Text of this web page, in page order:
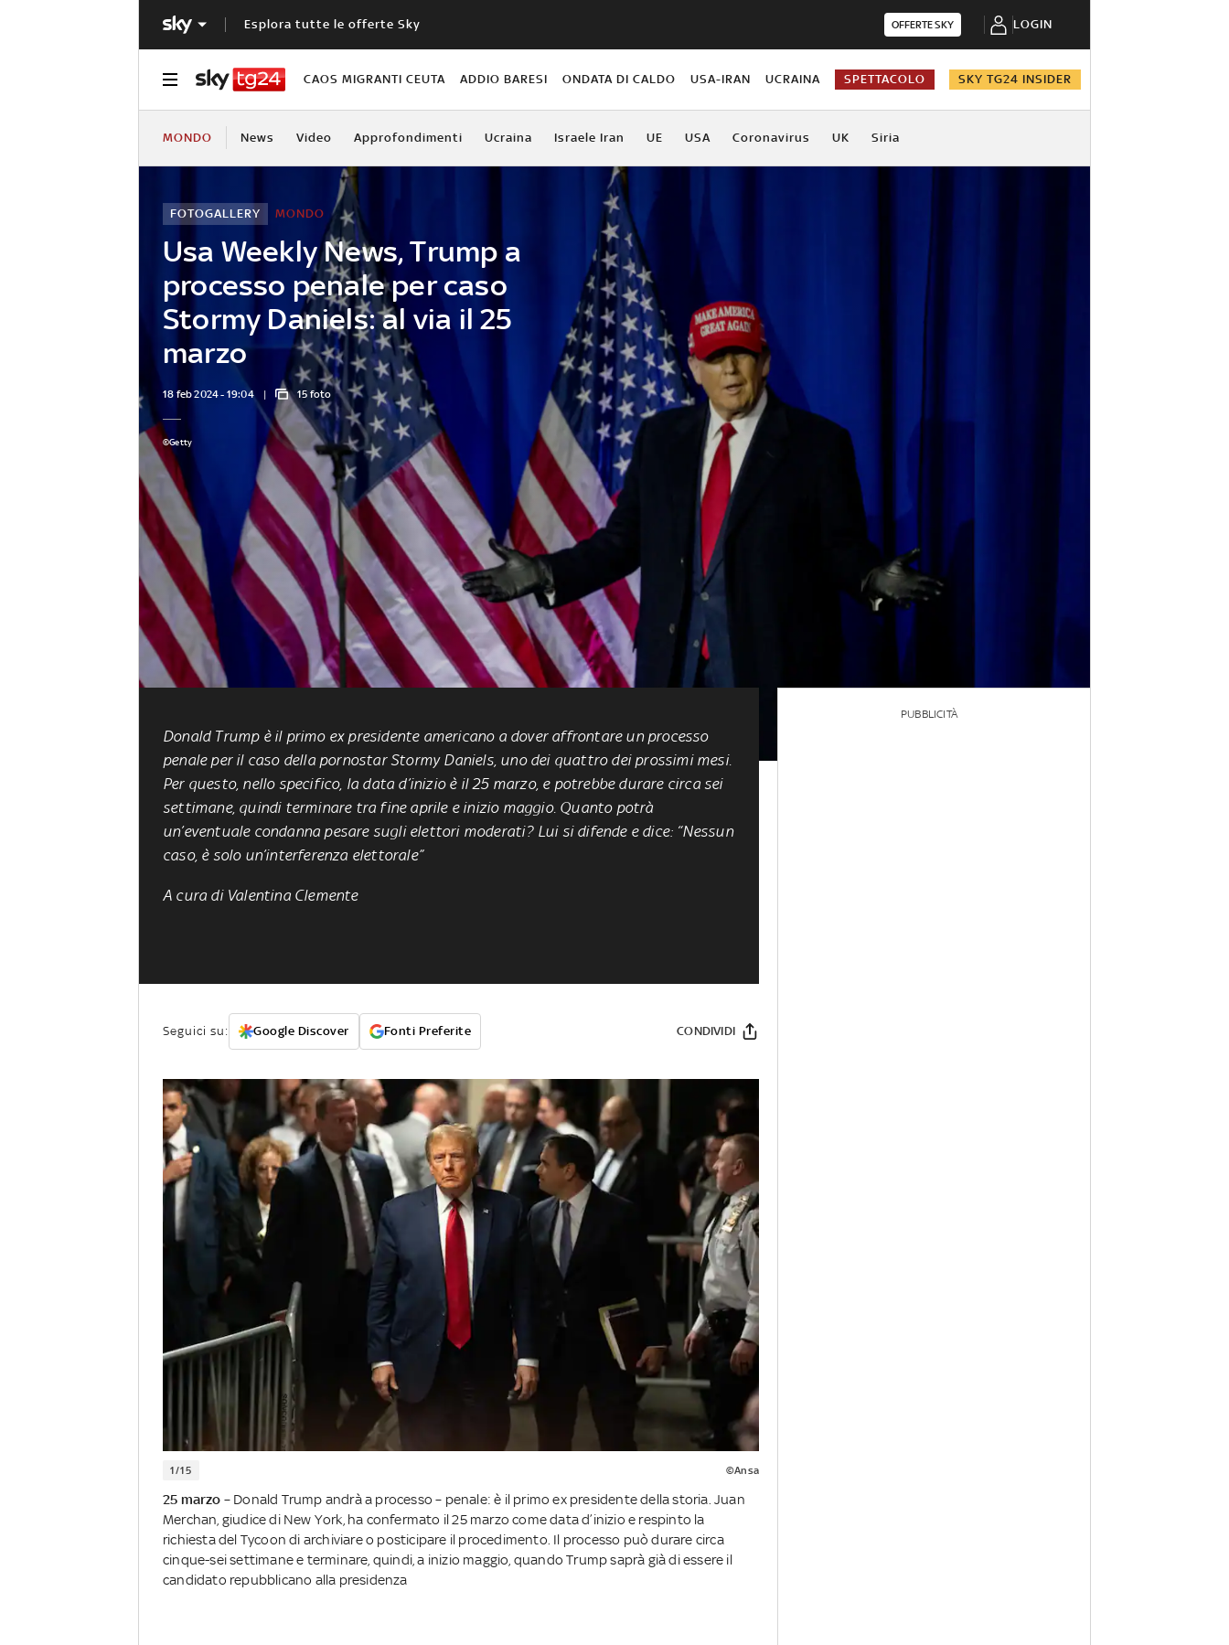
Esplora tutte le offerte Sky OFFERTE SKY LOGIN
CAOS MIGRANTI CEUTA ADDIO BARESI ONDATA DI CALDO USA-IRAN UCRAINA SPETTACOLO SKY TG24 INSIDER
MONDO News Video Approfondimenti Ucraina Israele Iran UE USA Coronavirus UK Siria
Usa Weekly News, Trump a
processo penale per caso
Stormy Daniels: al via il 25
marzo
MONDO
FOTOGALLERY
18 feb 2024 - 19:04 15 foto
©Getty
Donald Trump è il primo ex presidente americano a dover affrontare un processo
penale per il caso della pornostar Stormy Daniels, uno dei quattro dei prossimi mesi.
Per questo, nello specifico, la data d’inizio è il 25 marzo, e potrebbe durare circa sei
settimane, quindi terminare tra fine aprile e inizio maggio. Quanto potrà
un’eventuale condanna pesare sugli elettori moderati? Lui si difende e dice: “Nessun
caso, è solo un’interferenza elettorale”
A cura di Valentina Clemente
Seguici su: Google Discover Fonti Preferite CONDIVIDI
1/15 ©Ansa
25 marzo – Donald Trump andrà a processo – penale: è il primo ex presidente della storia. Juan
Merchan, giudice di New York, ha confermato il 25 marzo come data d’inizio e respinto la
richiesta del Tycoon di archiviare o posticipare il procedimento. Il processo può durare circa
cinque-sei settimane e terminare, quindi, a inizio maggio, quando Trump saprà già di essere il
candidato repubblicano alla presidenza
PUBBLICITÀ